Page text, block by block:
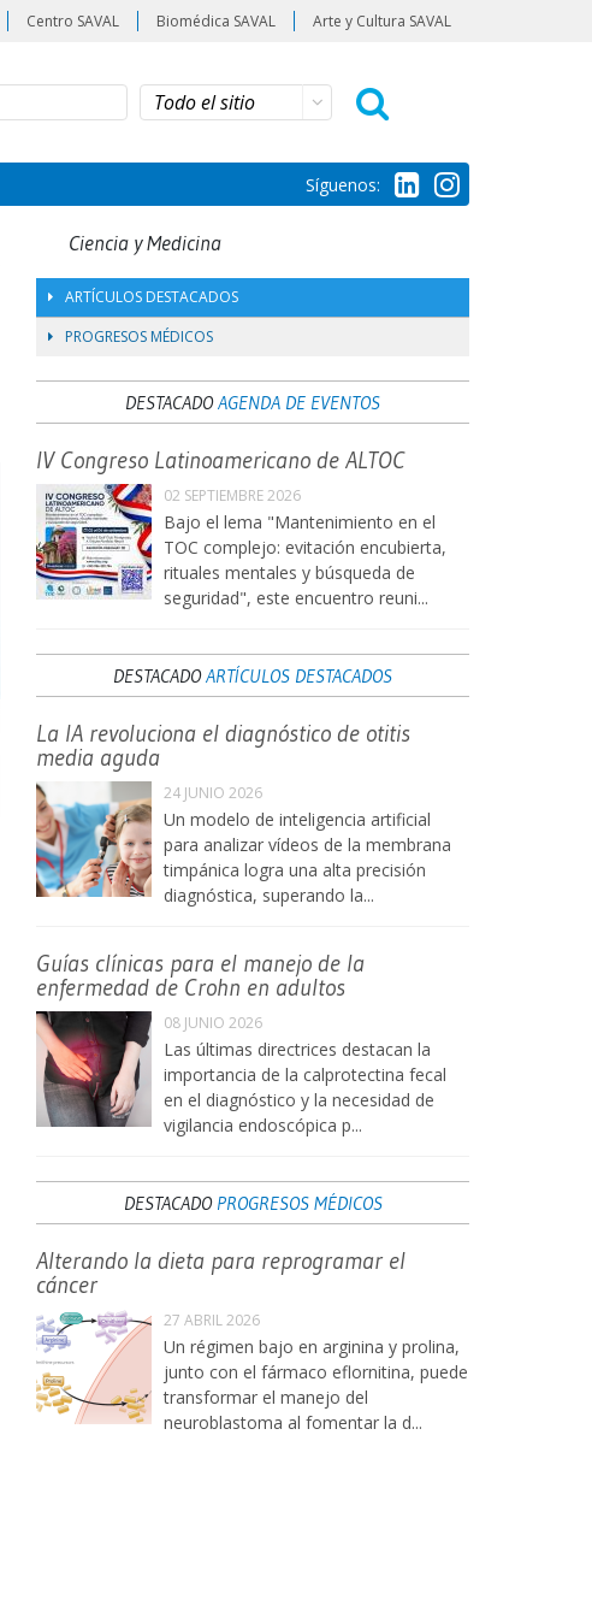
Centro SAVAL Biomédica SAVAL Arte y Cultura SAVAL
Síguenos:
Ciencia y Medicina
ARTÍCULOS DESTACADOS
PROGRESOS MÉDICOS
DESTACADOAGENDA DE EVENTOS
IV Congreso Latinoamericano de ALTOC
02 SEPTIEMBRE 2026
Bajo el lema "Mantenimiento en el
TOC complejo: evitación encubierta,
rituales mentales y búsqueda de
seguridad", este encuentro reuni...
DESTACADOARTÍCULOS DESTACADOS
La IA revoluciona el diagnóstico de otitis
media aguda
24 JUNIO 2026
Un modelo de inteligencia artificial
para analizar vídeos de la membrana
timpánica logra una alta precisión
diagnóstica, superando la...
Guías clínicas para el manejo de la
enfermedad de Crohn en adultos
08 JUNIO 2026
Las últimas directrices destacan la
importancia de la calprotectina fecal
en el diagnóstico y la necesidad de
vigilancia endoscópica p...
DESTACADO PROGRESOS MÉDICOS
Alterando la dieta para reprogramar el
cáncer
27 ABRIL 2026
Un régimen bajo en arginina y prolina,
junto con el fármaco eflornitina, puede
transformar el manejo del
neuroblastoma al fomentar la d...